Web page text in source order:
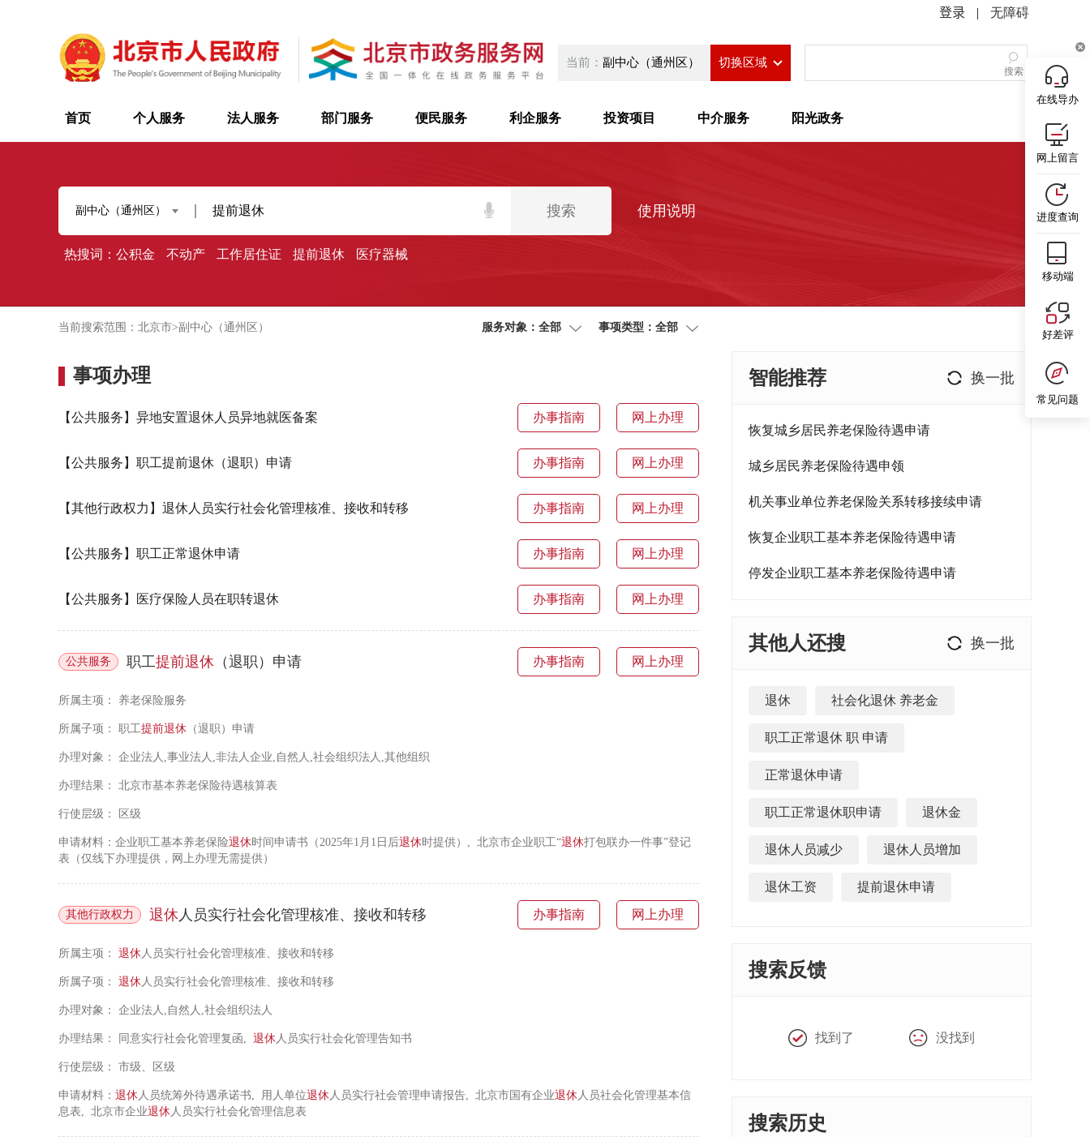
| 无障碍
当前： 副中心（通州区） 切换区域
搜索
首页 个人服务 法人服务 部门服务 便民服务 利企服务 投资项目 中介服务 阳光政务
在线导办
网上留言
进度查询
移动端
好差评
常见问题
副中心（通州区） 搜索 使用说明
热搜词： 公积金 不动产 工作居住证 提前退休 医疗器械
当前搜索范围：北京市>副中心（通州区） 服务对象：全部 事项类型：全部
事项办理
【公共服务】 异地安置退休人员异地就医备案 办事指南 网上办理
【公共服务】 职工提前退休（退职）申请 办事指南 网上办理
【其他行政权力】 退休人员实行社会化管理核准、接收和转移 办事指南 网上办理
【公共服务】 职工正常退休申请 办事指南 网上办理
【公共服务】 医疗保险人员在职转退休 办事指南 网上办理
公共服务 职工提前退休 （退职）申请 办事指南 网上办理
所属主项： 养老保险服务
所属子项： 职工提前退休 （退职）申请
办理对象： 企业法人,事业法人,非法人企业,自然人,社会组织法人,其他组织
办理结果： 北京市基本养老保险待遇核算表
行使层级： 区级
申请材料：企业职工基本养老保险退休时间申请书（2025年1月1日后退休时提供）, 北京市企业职工“退休打包联办一件事”登记
表（仅线下办理提供，网上办理无需提供）
其他行政权力 退休人员实行社会化管理核准、接收和转移 办事指南 网上办理
所属主项： 退休人员实行社会化管理核准、接收和转移
所属子项： 退休人员实行社会化管理核准、接收和转移
办理对象： 企业法人,自然人,社会组织法人
办理结果： 同意实行社会化管理复函, 退休人员实行社会化管理告知书
行使层级： 市级、区级
申请材料： 退休人员统筹外待遇承诺书, 用人单位退休人员实行社会管理申请报告, 北京市国有企业退休人员社会化管理基本信
息表, 北京市企业退休人员实行社会化管理信息表
智能推荐 换一批
恢复城乡居民养老保险待遇申请
城乡居民养老保险待遇申领
机关事业单位养老保险关系转移接续申请
恢复企业职工基本养老保险待遇申请
停发企业职工基本养老保险待遇申请
其他人还搜 换一批
退休 社会化退休 养老金
职工正常退休 职 申请
正常退休申请
职工正常退休职申请 退休金
退休人员减少 退休人员增加
退休工资 提前退休申请
搜索反馈
找到了 没找到
搜索历史